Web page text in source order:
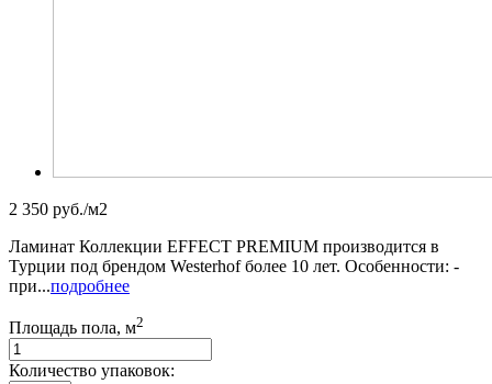
2 350 руб./м2
Ламинат Коллекции EFFECT PREMIUM производится в
Турции под брендом Westerhof более 10 лет. Особенности: -
при...подробнее
Площадь пола, м2
Количество упаковок: